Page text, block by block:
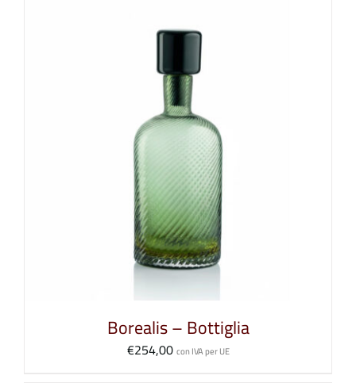
Borealis – Bottiglia
€254,00 con IVA per UE